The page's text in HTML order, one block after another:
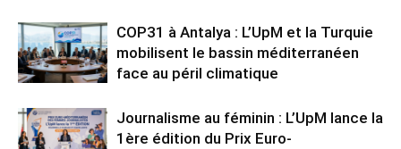
COP31 à Antalya : L’UpM et la Turquie
mobilisent le bassin méditerranéen
face au péril climatique
Journalisme au féminin : L’UpM lance la
1ère édition du Prix Euro-